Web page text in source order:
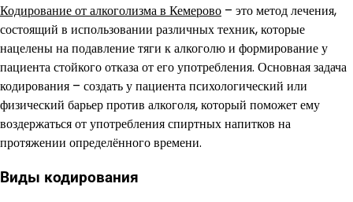
Кодирование от алкоголизма в Кемерово – это метод лечения,
состоящий в использовании различных техник, которые
нацелены на подавление тяги к алкоголю и формирование у
пациента стойкого отказа от его употребления. Основная задача
кодирования – создать у пациента психологический или
физический барьер против алкоголя, который поможет ему
воздержаться от употребления спиртных напитков на
протяжении определённого времени.
Виды кодирования